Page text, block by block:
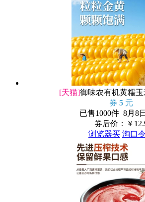
[天猫]御味农有机黄糯
券 5 元
已售1000件 8月8
券后价：￥
浏览器买 淘口